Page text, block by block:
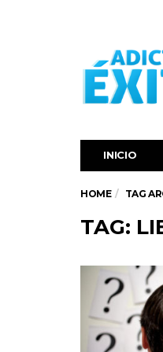
INICIO
HOME TAG
TAG: